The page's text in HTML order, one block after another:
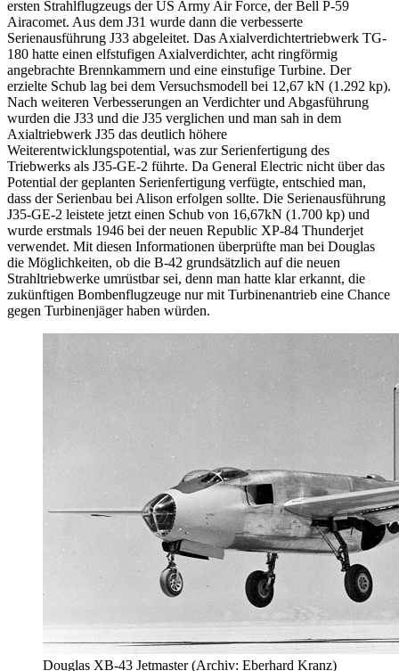
ersten Strahlflugzeugs der US Army Air Force, der Bell P-59
Airacomet. Aus dem J31 wurde dann die verbesserte
Serienausführung J33 abgeleitet. Das Axialverdichtertriebwerk TG-
180 hatte einen elfstufigen Axialverdichter, acht ringförmig
angebrachte Brennkammern und eine einstufige Turbine. Der
erzielte Schub lag bei dem Versuchsmodell bei 12,67 kN (1.292 kp).
Nach weiteren Verbesserungen an Verdichter und Abgasführung
wurden die J33 und die J35 verglichen und man sah in dem
Axialtriebwerk J35 das deutlich höhere
Weiterentwicklungspotential, was zur Serienfertigung des
Triebwerks als J35-GE-2 führte. Da General Electric nicht über das
Potential der geplanten Serienfertigung verfügte, entschied man,
dass der Serienbau bei Alison erfolgen sollte. Die Serienausführung
J35-GE-2 leistete jetzt einen Schub von 16,67kN (1.700 kp) und
wurde erstmals 1946 bei der neuen Republic XP-84 Thunderjet
verwendet. Mit diesen Informationen überprüfte man bei Douglas
die Möglichkeiten, ob die B-42 grundsätzlich auf die neuen
Strahltriebwerke umrüstbar sei, denn man hatte klar erkannt, die
zukünftigen Bombenflugzeuge nur mit Turbinenantrieb eine Chance
gegen Turbinenjäger haben würden.
Douglas XB-43 Jetmaster (Archiv: Eberhard Kranz)